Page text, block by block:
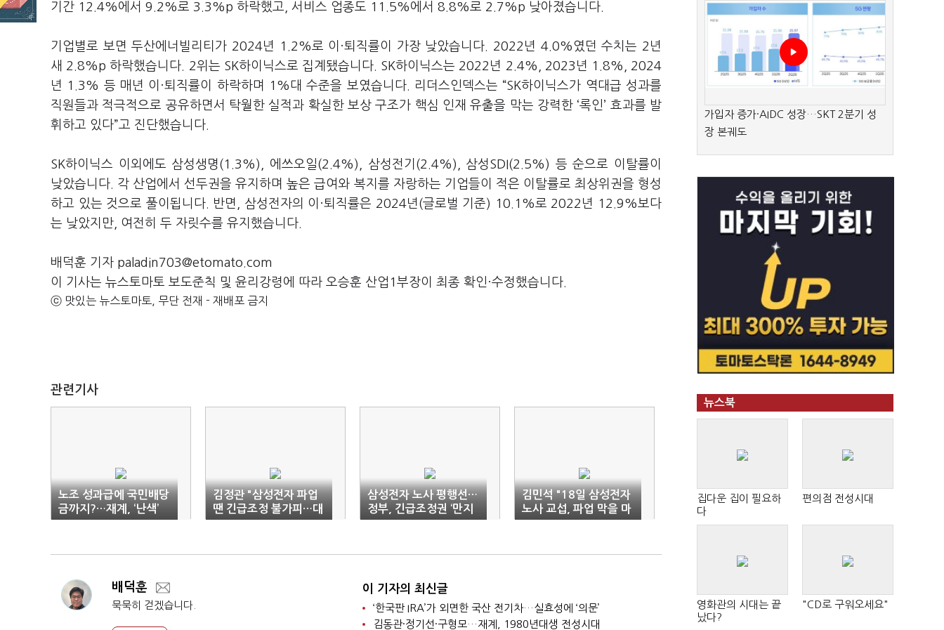
기간 12.4%에서 9.2%로 3.3%p 하락했고 서비스 업종도 11.5%에서 8.8%로 2.7%p 낮아졌습니다
기업별로 보면 두산에너빌리티가 2024년 1.2%로 이·퇴직률이 가장 낮았습니다 . 2022 년 4.0%였던 수치는 2 년
새 2.8%p하락했습니다 . 2위는 SK하이닉스로 집계됐습니다. SK하이닉스는 2022 년 2.4%, 2023 년 1.8%, 2024
년
1.3% 등 매년 이·퇴직률이 하락하며 1%대 수준을 보였습니다. 리더스인덱스는 “SK하이닉스가 역대급 성과를
직원들과 적극적으로 공유하면서 탁월한 실적과 확실한 보상 구조가 핵심 인재 유출을 막는 강력한 ‘록인’ 효과를 발
휘하고 있다”고 진단했습니다
SK하이닉스 이외에도 삼성생명(1.3%), 에쓰오일(2.4%), 삼성전기 (2.4%), 삼성SDI(2.5%) 등 순으로 이탈률이
낮았습니다
각 산업에서 선두권을 유지하며 높은 급여와 복지를 자랑하는 기업들이 적은 이탈률로 최상위권을 형성
하고 있는 것으로 풀이됩니다. 반면 삼성전자의 이·퇴직률은 2024년(글로벌 기준) 10.1%로 2022 년 12.9%보다
는 낮았지만
여전히 두 자릿수를 유지했습니다
배덕훈 기자 paladin703@etomato.com
이 기사는 뉴스토마토 보도준칙 및 윤리강령에 따라 오승훈 산업1부장이 최종 확인·수정했습니다.
ⓒ 맛있는 뉴스토마토, 무단 전재 - 재배포 금지
관련기사
노조 성과급에 국민배당
금까지?…재계, ‘난색’
김정관 "삼성전자 파업
땐 긴급조정 불가피…대
화 재개해야"
삼성전자 노사 평행선…
정부, 긴급조정권 ‘만지
작’
김민석 "18일 삼성전자
노사 교섭, 파업 막을 마
지막 기회"(전문)
배덕훈
묵묵히 걷겠습니다.
이 기자의 최신글
‘한국판 IRA’가 외면한 국산 전기차…실효성에 ‘의문’
김동관·정기선·구형모…재계, 1980년대생 전성시대
가입자 증가·AIDC 성장…SKT 2분기 성
장 본궤도
뉴스북
집다운 집이 필요하
다
편의점 전성시대
영화관의 시대는 끝
났다?
"CD로 구워오세요"